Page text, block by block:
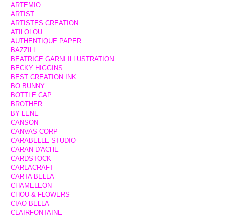
ARTEMIO
ARTIST
ARTISTES CREATION
ATILOLOU
AUTHENTIQUE PAPER
BAZZILL
BEATRICE GARNI ILLUSTRATION
BECKY HIGGINS
BEST CREATION INK
BO BUNNY
BOTTLE CAP
BROTHER
BY LENE
CANSON
CANVAS CORP
CARABELLE STUDIO
CARAN D'ACHE
CARDSTOCK
CARLACRAFT
CARTA BELLA
CHAMELEON
CHOU & FLOWERS
CIAO BELLA
CLAIRFONTAINE